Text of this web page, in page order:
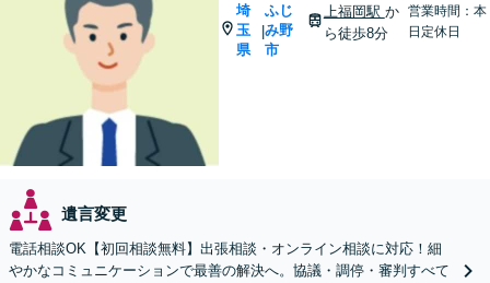
埼
玉
県
|
ふじ
み野
市
上福岡駅 か
ら徒歩8分
営業時間：本
日定休日
遺言変更
電話相談OK【初回相談無料】出張相談・オンライン相談に対応！細
やかなコミュニケーションで最善の解決へ。協議・調停・審判すべて